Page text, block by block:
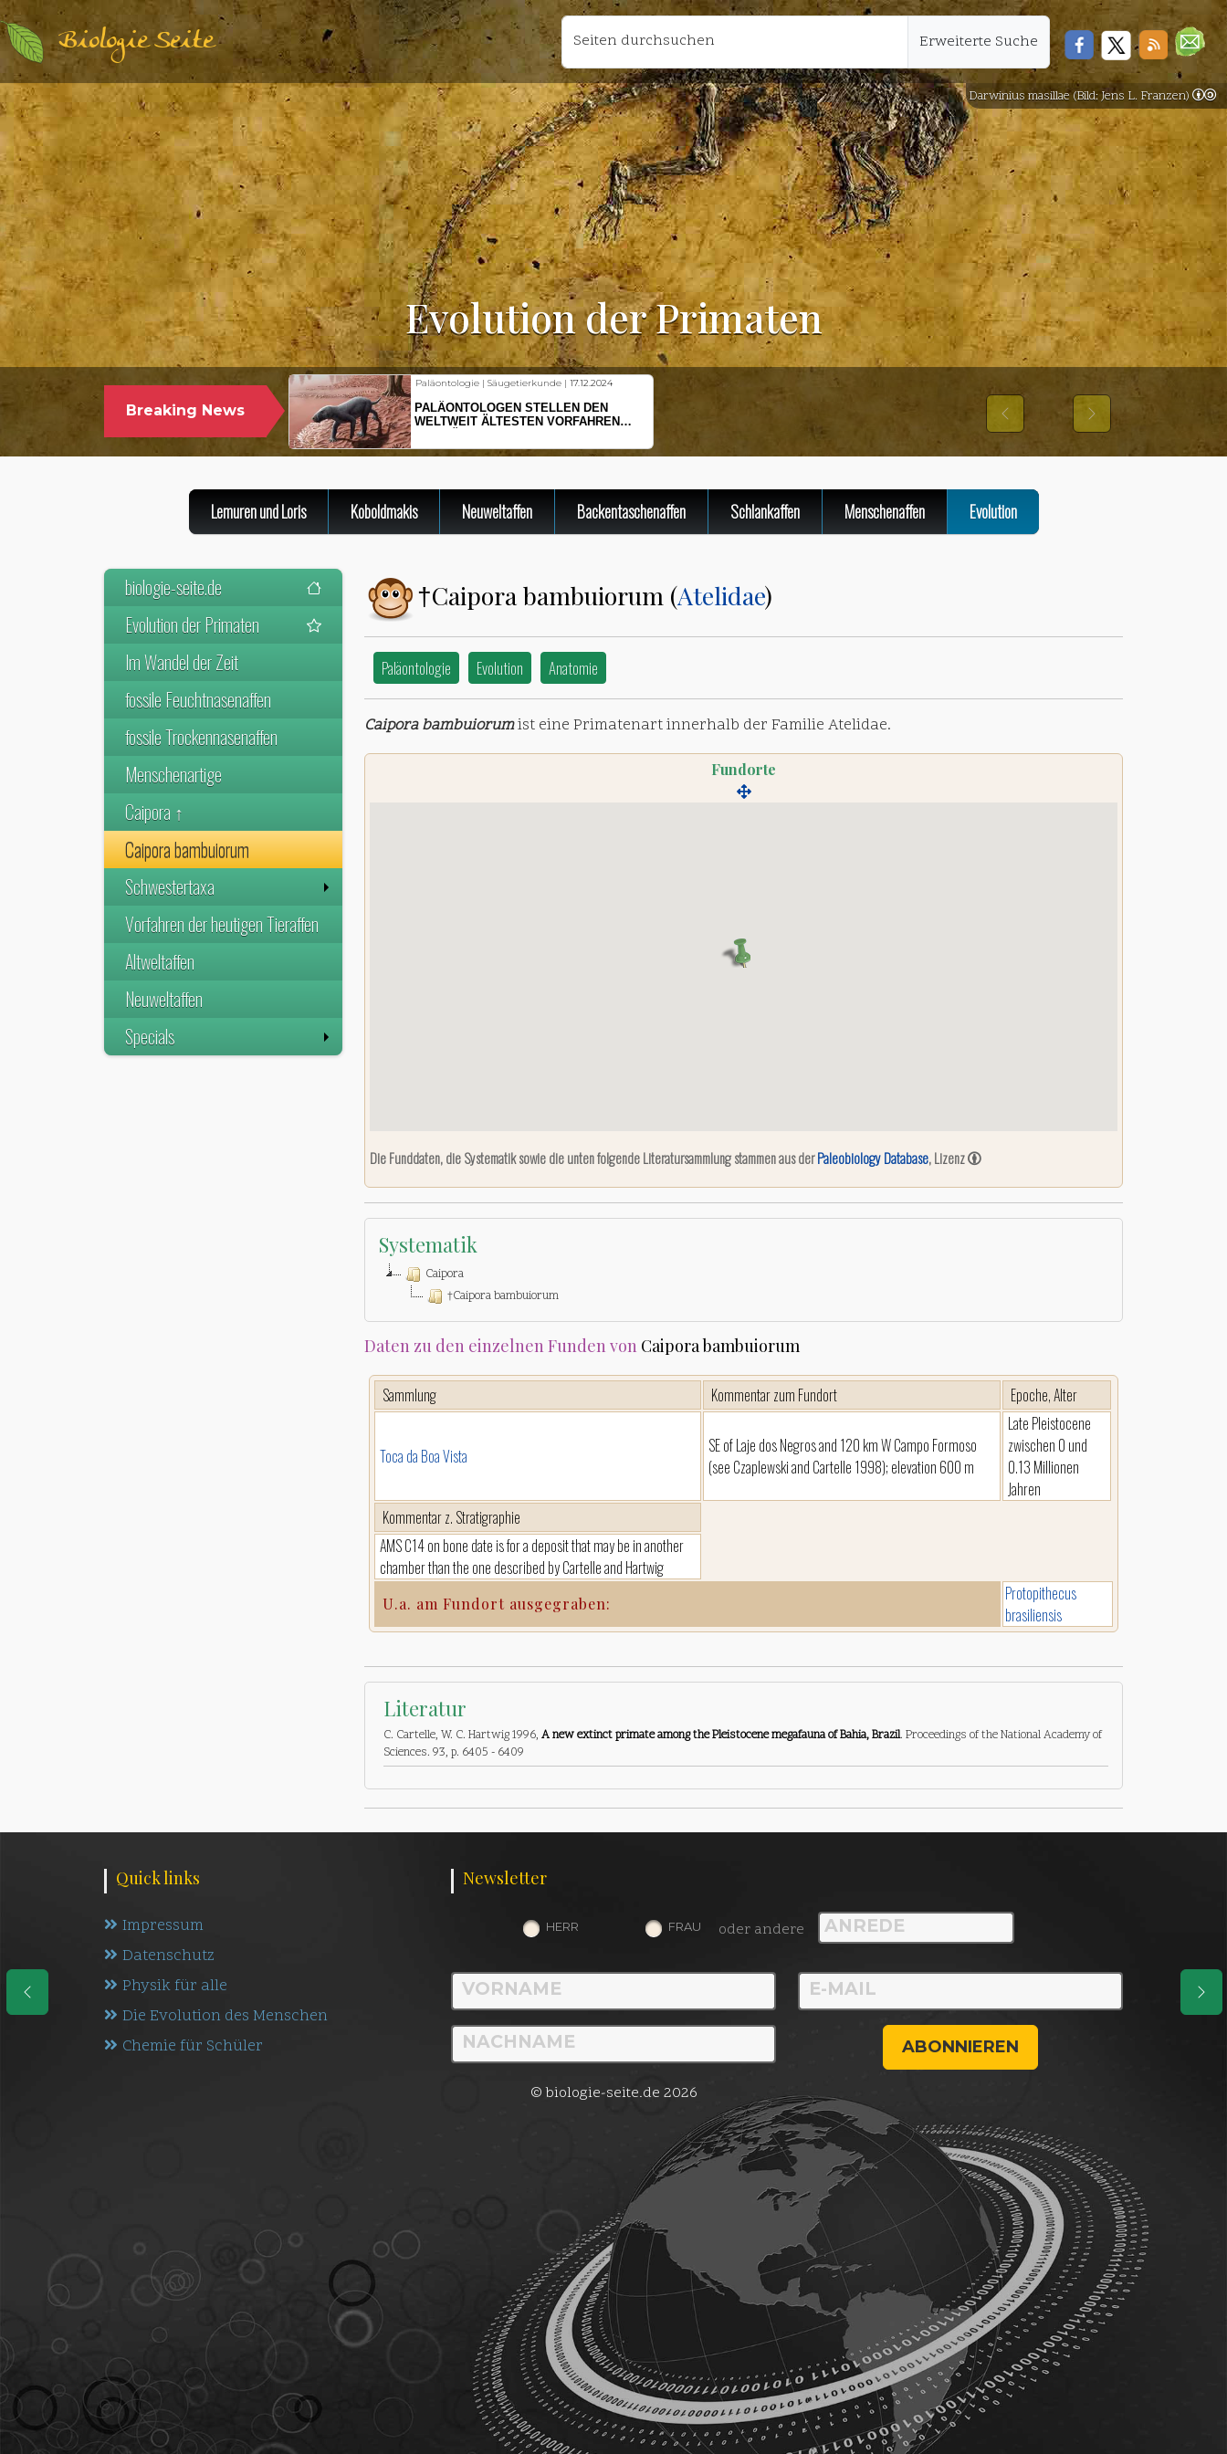
Biologie Seite Seiten durchsuchen Erweiterte Suche
Evolution der Primaten
Breaking News
Fischkunde | Klimawandel |
Paläontologie | Säugetierkunde |17.12.2024
PALÄONTOLOGEN STELLEN DEN
WELTWEIT ÄLTESTEN VORFAHREN
DER SÄUGETIERE VOR
Previous Next
Darwinius masillae (Bild: Jens L. Franzen)
Lemuren und Loris Koboldmakis Neuweltaffen Backentaschenaffen Schlankaffen Menschenaffen Evolution
biologie-seite.de
Evolution der Primaten
Im Wandel der Zeit
fossile Feuchtnasenaffen
fossile Trockennasenaffen
Menschenartige
Caipora ↑
Caipora bambuiorum
Schwestertaxa
Vorfahren der heutigen Tieraffen
Altweltaffen
Neuweltaffen
Specials
†Caipora bambuiorum (Atelidae)
Paläontologie Evolution Anatomie
Caipora bambuiorumist eine Primatenart innerhalb der Familie Atelidae.
Fundorte
Die Funddaten, die Systematik sowie die unten folgende Literatursammlung stammen aus derPaleobiology Database, Lizenz
Systematik
Caipora
†Caipora bambuiorum
Daten zu den einzelnen Funden von Caipora bambuiorum
Sammlung Kommentar zum Fundort Epoche, Alter
Toca da Boa Vista
SE of Laje dos Negros and 120 km W Campo Formoso
(see Czaplewski and Cartelle 1998); elevation 600 m
Late Pleistocene
zwischen 0 und
0.13 Millionen
Jahren
Kommentar z. Stratigraphie
AMS C14 on bone date is for a deposit that may be in another
chamber than the one described by Cartelle and Hartwig
U.a. am Fundort ausgegraben:
Protopithecus
brasiliensis
Literatur
C. Cartelle, W. C. Hartwig 1996, A new extinct primate among the Pleistocene megafauna of Bahia, Brazil. Proceedings of the National Academy of
Sciences. 93, p. 6405 - 6409
Quick links
Impressum
Datenschutz
Physik für alle
Die Evolution des Menschen
Chemie für Schüler
Newsletter
HERR FRAU oder andere
ABONNIEREN
© biologie-seite.de 2026